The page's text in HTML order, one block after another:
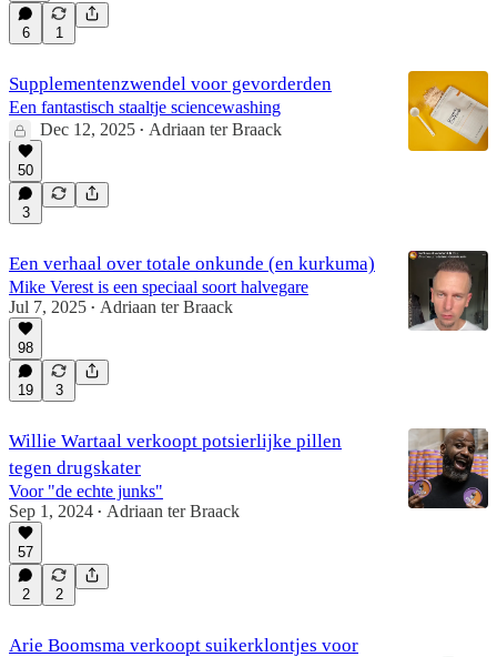
6 1
Supplementenzwendel voor gevorderden
Een fantastisch staaltje sciencewashing
Dec 12, 2025 • Adriaan ter Braack
50
3
Een verhaal over totale onkunde (en kurkuma)
Mike Verest is een speciaal soort halvegare
Jul 7, 2025 • Adriaan ter Braack
98
19 3
Willie Wartaal verkoopt potsierlijke pillen
tegen drugskater
Voor "de echte junks"
Sep 1, 2024 • Adriaan ter Braack
57
2 2
Arie Boomsma verkoopt suikerklontjes voor